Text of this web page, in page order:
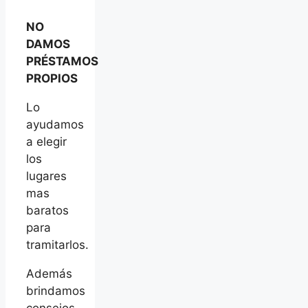
NO
DAMOS
PRÉSTAMOS
PROPIOS
Lo
ayudamos
a elegir
los
lugares
mas
baratos
para
tramitarlos.
Además
brindamos